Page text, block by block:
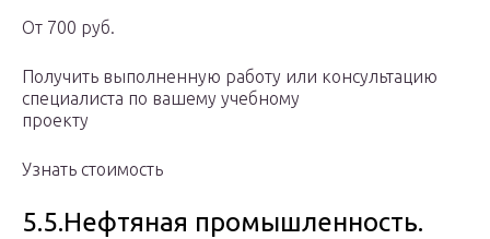
От 700 руб.
Получить выполненную работу или консультацию
специалиста по вашему учебному
проекту
Узнать стоимость
5.5.Нефтяная промышленность.